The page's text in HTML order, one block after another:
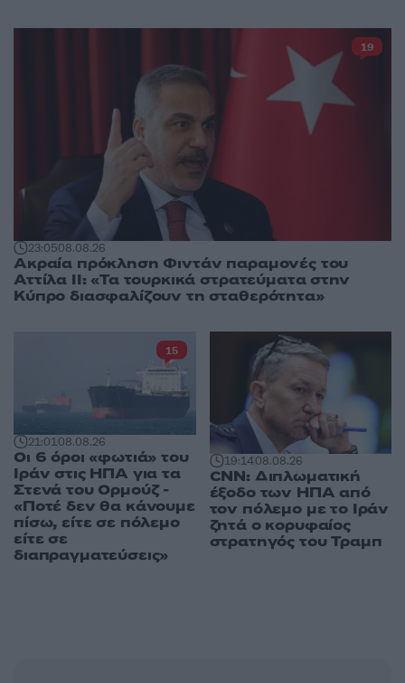
23:0508.08.26
Ακραία πρόκληση Φιντάν παραμονές του
Αττίλα ΙΙ: «Τα τουρκικά στρατεύματα στην
Κύπρο διασφαλίζουν τη σταθερότητα»
19
21:0108.08.26
Οι 6 όροι «φωτιά» του
Ιράν στις ΗΠΑ για τα
Στενά του Ορμούζ -
«Ποτέ δεν θα κάνουμε
πίσω, είτε σε πόλεμο
είτε σε
διαπραγματεύσεις»
15
19:1408.08.26
CNN: Διπλωματική
έξοδο των ΗΠΑ από
τον πόλεμο με το Ιράν
ζητά ο κορυφαίος
στρατηγός του Τραμπ